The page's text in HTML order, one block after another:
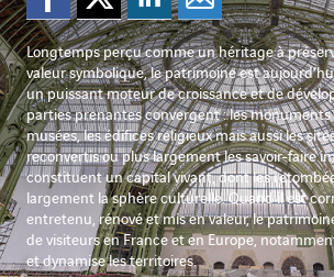
Longtemps perçu comme un héritage à
valeur symbolique, le patrimoine est
un puissant moteur de croissance et de
parties prenantes convergent : les monuments
musées, les édifices religieux mais aussi les
reconvertis ou plus largement les savoir-faire
constituent un capital vivant, dont les
largement la sphère culturelle. Quand il est
entretenu, rénové et mis en valeur, le
de visiteurs en France et en Europe,
et dynamise les territoires.